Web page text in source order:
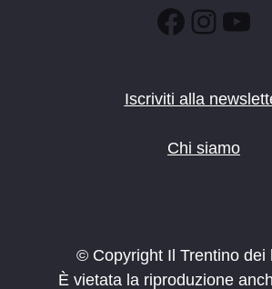
Iscriviti alla
Chi siamo
© Copyright Il Trentino dei
È vietata la riproduzione